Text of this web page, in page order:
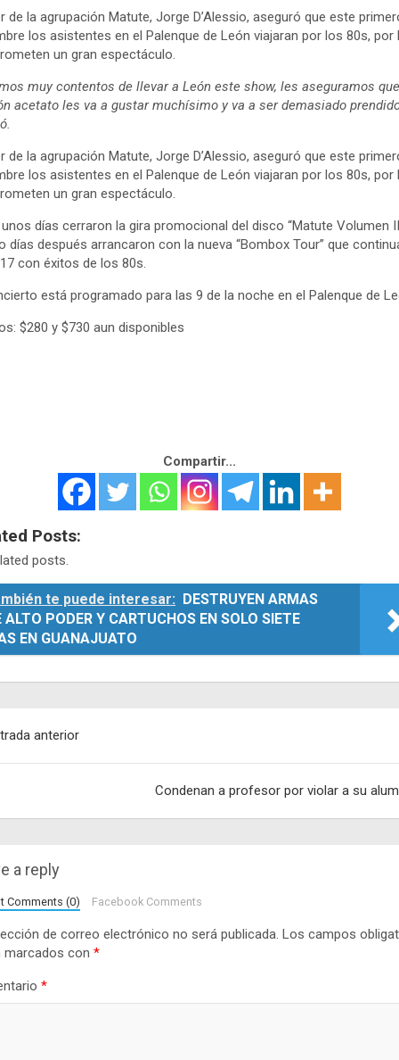
de la agrupación Matute, Jorge D’Alessio, aseguró que este
los asistentes en el Palenque de León viajaran por los 80s, por
un gran espectáculo.
muy contentos de llevar a León este show, les aseguramos
acetato les va a gustar muchísimo y va a ser demasiado
de la agrupación Matute, Jorge D’Alessio, aseguró que este
los asistentes en el Palenque de León viajaran por los 80s, por
un gran espectáculo.
días cerraron la gira promocional del disco “Matute Volumen
días después arrancaron con la nueva “Bombox Tour” que
con éxitos de los 80s.
está programado para las 9 de la noche en el Palenque de
$280 y $730 aun disponibles
Compartir...
Posts:
posts.
te puede interesar: DESTRUYEN ARMAS
ALTO PODER Y CARTUCHOS EN SOLO SIETE
EN GUANAJUATO
anterior
Condenan a profesor por violar a su
a reply
Comments (0) Facebook Comments
de correo electrónico no será publicada. Los campos
marcados con *
*